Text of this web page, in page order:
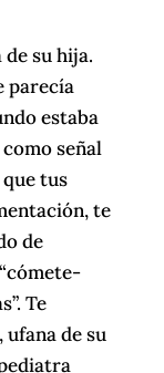
su hija.
parecía
estaba
señal
tus
te
de
Te
de su